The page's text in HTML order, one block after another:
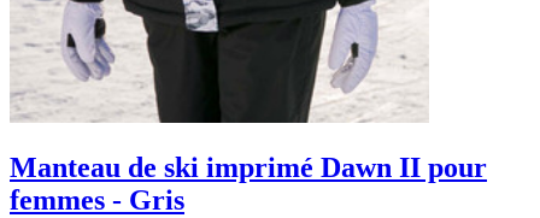
Manteau de ski imprimé Dawn II pour
femmes - Gris